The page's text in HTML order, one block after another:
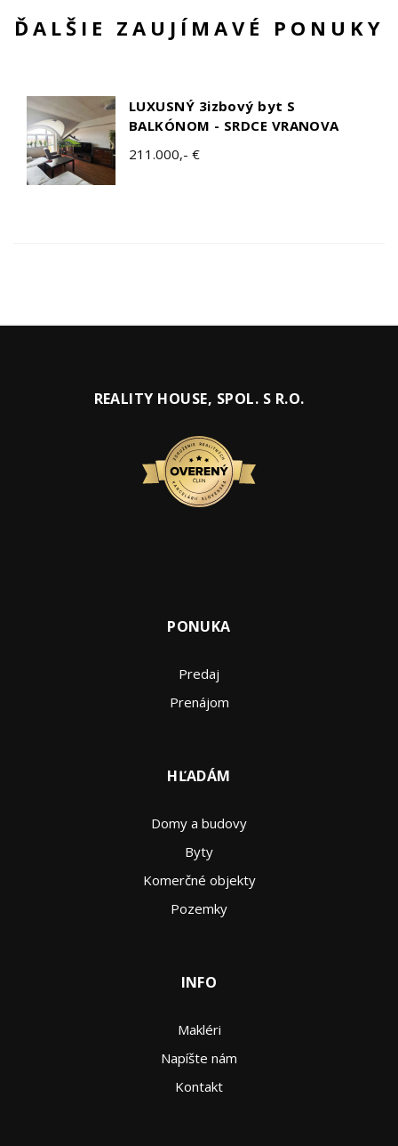
ĎALŠIE ZAUJÍMAVÉ PONUKY
LUXUSNÝ 3izbový byt S
BALKÓNOM - SRDCE VRANOVA
211.000,- €
REALITY HOUSE, SPOL. S R.O.
PONUKA
Predaj
Prenájom
HĽADÁM
Domy a budovy
Byty
Komerčné objekty
Pozemky
INFO
Makléri
Napíšte nám
Kontakt